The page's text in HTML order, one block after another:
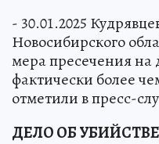
- 30.01.2025
Новосибирского
мера пресечения
фактически более
отметили в пресс-
ДЕЛО ОБ